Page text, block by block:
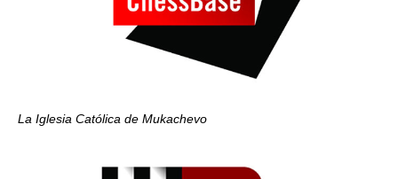
La Iglesia Católica de Mukachevo